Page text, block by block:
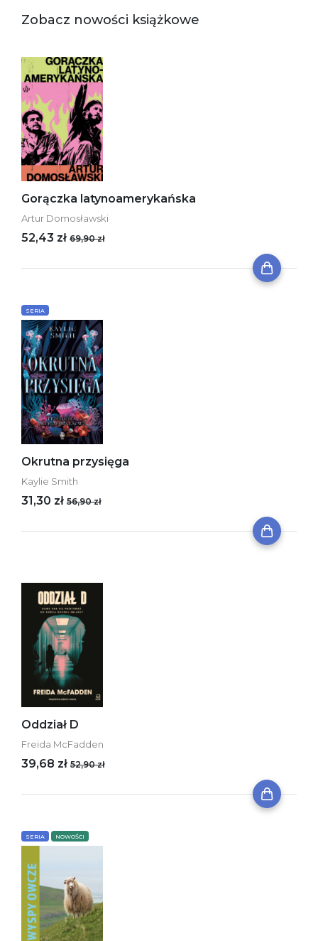
Zobacz nowości książkowe
Gorączka latynoamerykańska
Artur Domosławski
52,43 zł 69,90 zł
SERIA
Okrutna przysięga
Kaylie Smith
31,30 zł 56,90 zł
Oddział D
Freida McFadden
39,68 zł 52,90 zł
SERIA NOWOŚCI